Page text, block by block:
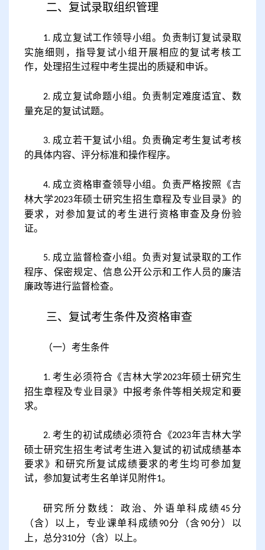
二、复试录取组织管理
1. 成立复试工作领导小组。负责制订复试录取
实施细则，指导复试小组开展相应的复试考核工
作，处理招生过程中考生提出的质疑和申诉。
2. 成立复试命题小组。负责制定难度适宜、数
量充足的复试试题。
3. 成立若干复试小组。负责确定考生复试考核
的具体内容、评分标准和操作程序。
4. 成立资格审查领导小组。负责严格按照《吉
林大学2023年硕士研究生招生章程及专业目录》的
要求，对参加复试的考生进行资格审查及身份验
证。
5. 成立监督检查小组。负责对复试录取的工作
程序、保密规定、信息公开公示和工作人员的廉洁
廉政等进行监督检查。
三、复试考生条件及资格审查
（一）考生条件
1. 考生必须符合《吉林大学2023年硕士研究生
招生章程及专业目录》中报考条件等相关规定和要
求。
2.考生的初试成绩必须符合《2023年吉林大学
硕士研究生招生考试考生进入复试的初试成绩基本
要求》和研究所复试成绩要求的考生均可参加复
试，参加复试考生名单详见附件1。
研究所分数线：政治、外语单科成绩45分
（含）以上，专业课单科成绩90分（含90分）以
上，总分310分（含）以上。